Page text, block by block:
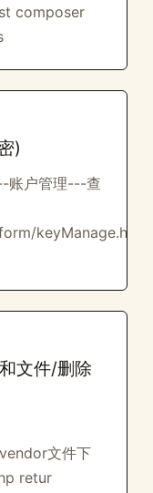
composer
)
账户管理---查
keyManage.htm?
文件/删除
文件下
retur